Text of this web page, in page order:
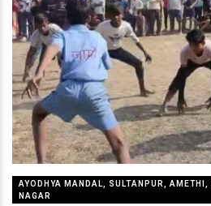
AYODHYA MANDAL, SULTANPUR,
NAGAR